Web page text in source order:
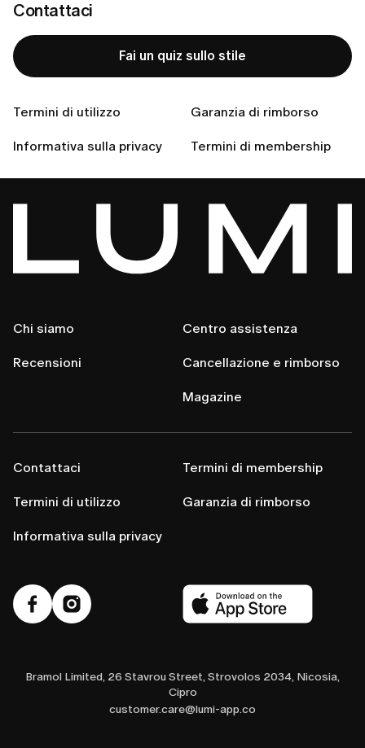
Contattaci
Fai un quiz sullo stile
Termini di utilizzo Garanzia di rimborso
Informativa sulla privacy Termini di membership
Non hai trovato la tua
risposta?
Chi siamo
Recensioni
Centro assistenza
Cancellazione e rimborso
Magazine
Contattaci
Termini di utilizzo
Informativa sulla privacy
Termini di membership
Garanzia di rimborso
Bramol Limited, 26 Stavrou Street, Strovolos 2034, Nicosia,
Cipro
customer.care@lumi-app.co